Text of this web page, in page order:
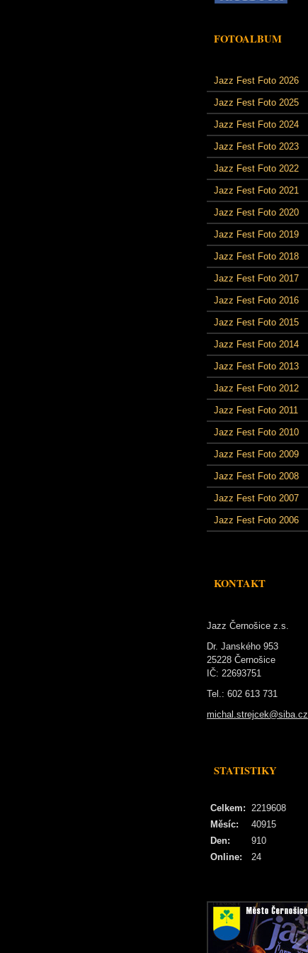
FOTOALBUM
Jazz Fest Foto 2026
Jazz Fest Foto 2025
Jazz Fest Foto 2024
Jazz Fest Foto 2023
Jazz Fest Foto 2022
Jazz Fest Foto 2021
Jazz Fest Foto 2020
Jazz Fest Foto 2019
Jazz Fest Foto 2018
Jazz Fest Foto 2017
Jazz Fest Foto 2016
Jazz Fest Foto 2015
Jazz Fest Foto 2014
Jazz Fest Foto 2013
Jazz Fest Foto 2012
Jazz Fest Foto 2011
Jazz Fest Foto 2010
Jazz Fest Foto 2009
Jazz Fest Foto 2008
Jazz Fest Foto 2007
Jazz Fest Foto 2006
KONTAKT
Jazz Černošice z.s.
Dr. Janského 953
25228 Černošice
IČ: 22693751
Tel.: 602 613 731
michal.strejcek@siba.cz
STATISTIKY
Online: 24
Celkem: 2219608
Měsíc:
40915
Den:
910